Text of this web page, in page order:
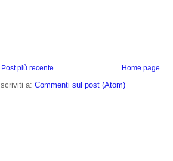
Post più recente Home page
Iscriviti a: Commenti sul post (Atom)